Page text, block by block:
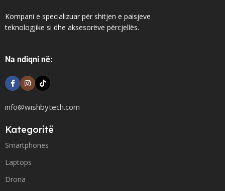
Kompani e specializuar për shitjen e paisjeve
teknologjike si dhe aksesorëve përcjellës.
Na ndiqni në:
info@wishbytech.com
Kategoritë
Smartphones
Laptops
Drona